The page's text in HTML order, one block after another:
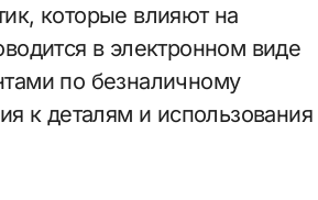
которые влияют на
в электронном виде
по безналичному
к деталям и использования